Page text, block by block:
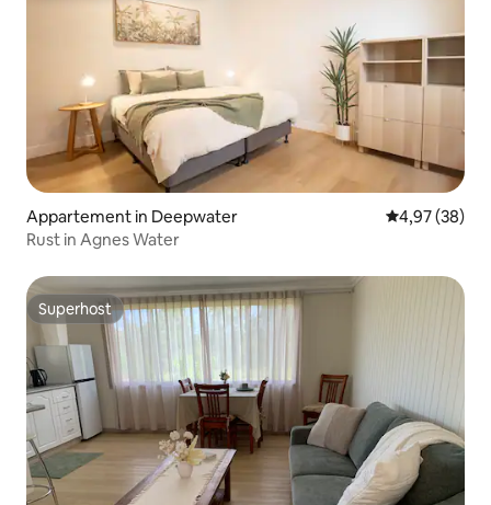
Appartement in Deepwater Gemiddelde
4,97 (38)
Rust in Agnes Water
Superhost
Superhost